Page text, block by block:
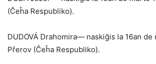
(Ĉeĥa Respubliko).
DUDOVÁ Drahomira— naskiĝis la 16an de
Přerov (Ĉeĥa Respubliko).